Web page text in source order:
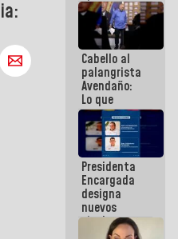
siempre que
estén en el
marco de la
Constitución
de la
República
Cabello al
palangrista
Avendaño:
Lo que
vayas a
escribir
hazlo hoy
por que no
sabemos si
la semana
que viene
hay
programa
Presidenta
Encargada
designa
nuevos
titulares en